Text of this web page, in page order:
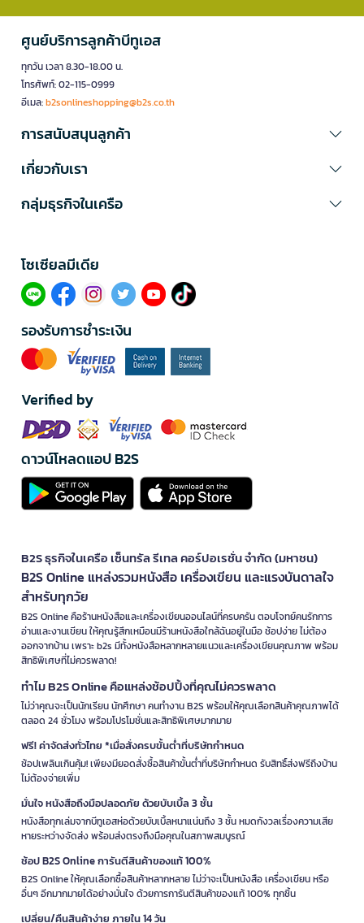
ศูนย์บริการลูกค้าบีทูเอส
ทุกวัน เวลา 8.30-18.00 น.
โทรศัพท์: 02-115-0999
อีเมล:b2sonlineshopping@b2s.co.th
การสนับสนุนลูกค้า
เกี่ยวกับเรา
กลุ่มธุรกิจในเครือ
โซเซียลมีเดีย​
รองรับการชำระเงิน
Verified by
ดาวน์โหลดแอป B2S
B2S ธุรกิจในเครือ เซ็นทรัล รีเทล คอร์ปอเรชั่น จำกัด (มหาชน)
B2S Online แหล่งรวมหนังสือ เครื่องเขียน และแรงบันดาลใจ
สำหรับทุกวัย
B2S Online คือร้านหนังสือและเครื่องเขียนออนไลน์ที่ครบครัน ตอบโจทย์คนรักการ
อ่านและงานเขียน ให้คุณรู้สึกเหมือนมีร้านหนังสือใกล้ฉันอยู่ในมือ ช้อปง่าย ไม่ต้อง
ออกจากบ้าน เพราะ b2s มีทั้งหนังสือหลากหลายแนวและเครื่องเขียนคุณภาพ พร้อม
สิทธิพิเศษที่ไม่ควรพลาด!
ทำไม B2S Online คือแหล่งช้อปปิ้งที่คุณไม่ควรพลาด
ไม่ว่าคุณจะเป็นนักเรียน นักศึกษา คนทำงาน B2S พร้อมให้คุณเลือกสินค้าคุณภาพได้
ตลอด 24 ชั่วโมง พร้อมโปรโมชั่นและสิทธิพิเศษมากมาย
ฟรี! ค่าจัดส่งทั่วไทย *เมื่อสั่งครบขั้นต่ำที่บริษัทกำหนด
ช้อปเพลินเกินคุ้ม! เพียงมียอดสั่งซื้อสินค้าขั้นต่ำที่บริษัทกำหนด รับสิทธิ์ส่งฟรีถึงบ้าน
ไม่ต้องจ่ายเพิ่ม
มั่นใจ หนังสือถึงมือปลอดภัย ด้วยบับเบิ้ล 3 ชั้น
หนังสือทุกเล่มจากบีทูเอสห่อด้วยบับเบิ้ลหนาแน่นถึง 3 ชั้น หมดกังวลเรื่องความเสีย
หายระหว่างจัดส่ง พร้อมส่งตรงถึงมือคุณในสภาพสมบูรณ์
ช้อป B2S Online การันตีสินค้าของแท้ 100%
B2S Online ให้คุณเลือกซื้อสินค้าหลากหลาย ไม่ว่าจะเป็นหนังสือ เครื่องเขียน หรือ
อื่นๆ อีกมากมายได้อย่างมั่นใจ ด้วยการการันตีสินค้าของแท้ 100% ทุกชิ้น
เปลี่ยน/คืนสินค้าง่าย ภายใน 14 วัน